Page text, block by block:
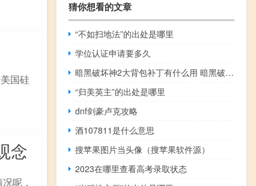
国硅
念
呢，
猜你想看的文章
“不如扫地法”的出处是哪里
学位认证申请要多久
暗黑破坏神2大背包补丁有什么用 暗黑破坏神3破解补丁
“归美英主”的出处是哪里
dnf剑豪卢克攻略
酒107811是什么意思
搜苹果图片当头像（搜苹果软件源）
2023在哪里查看高考录取状态